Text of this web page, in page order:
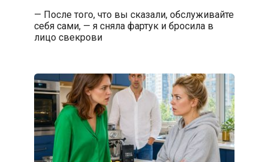
— После того, что вы сказали, обслуживайте
себя сами, — я сняла фартук и бросила в
лицо свекрови